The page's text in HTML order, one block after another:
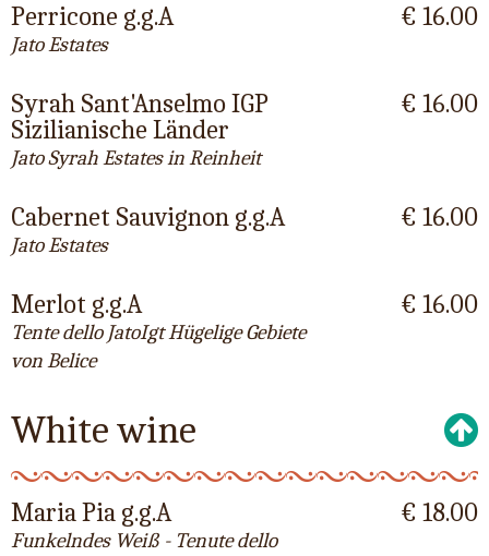
Perricone g.g.A
Jato Estates
€ 16.00
Syrah Sant'Anselmo IGP
Sizilianische Länder
Jato Syrah Estates in Reinheit
€ 16.00
Cabernet Sauvignon g.g.A
Jato Estates
€ 16.00
Merlot g.g.A
Tente dello JatoIgt Hügelige Gebiete
von Belice
€ 16.00
White wine
Maria Pia g.g.A
Funkelndes Weiß - Tenute dello
€ 18.00